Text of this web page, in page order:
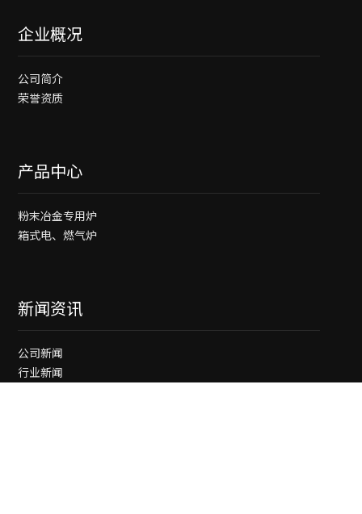
企业概况
公司简介
荣誉资质
产品中心
粉末冶金专用炉
箱式电、燃气炉
新闻资讯
公司新闻
行业新闻